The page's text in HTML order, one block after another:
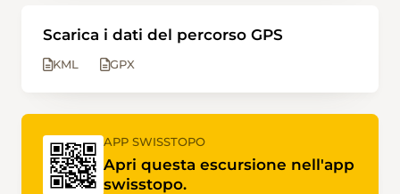
Scarica i dati del percorso GPS
KML GPX
APP SWISSTOPO
Apri questa escursione nell'app
swisstopo.